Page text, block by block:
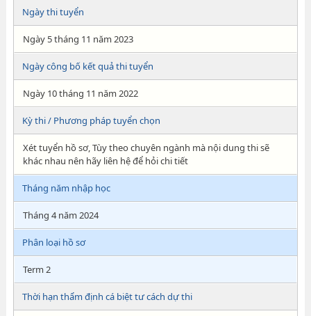
Ngày thi tuyển
Ngày 5 tháng 11 năm 2023
Ngày công bố kết quả thi tuyển
Ngày 10 tháng 11 năm 2022
Kỳ thi / Phương pháp tuyển chọn
Xét tuyển hồ sơ, Tùy theo chuyên ngành mà nội dung thi sẽ
khác nhau nên hãy liên hệ để hỏi chi tiết
Tháng năm nhập học
Tháng 4 năm 2024
Phân loại hồ sơ
Term 2
Thời hạn thẩm định cá biệt tư cách dự thi